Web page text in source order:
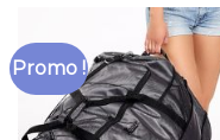
Promo !